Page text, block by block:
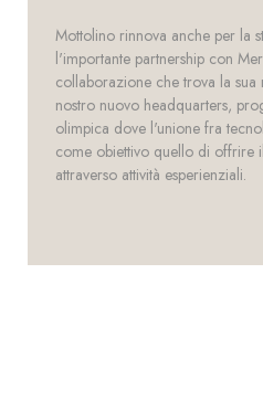
Mottolino rinnova anche per la
l'importante partnership con
collaborazione che trova la sua
nostro nuovo headquarters,
olimpica dove l'unione fra
come obiettivo quello di offrire
attraverso attività esperienziali.